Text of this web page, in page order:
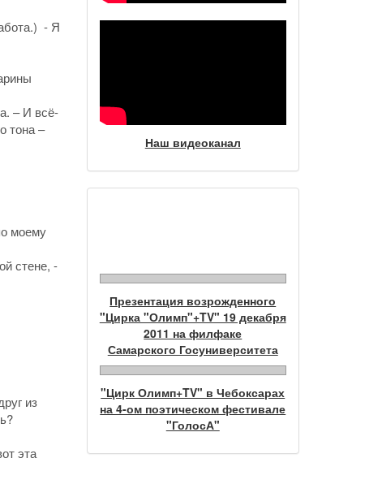
- Я
– И всё-
тона –
моему
стене, -
из
эта
Наш видеоканал
Презентация возрожденного
"Цирка "Олимп"+TV" 19 декабря
2011 на филфаке
Самарского Госуниверситета
"Цирк Олимп+TV" в Чебоксарах
на 4-ом поэтическом фестивале
"ГолосА"